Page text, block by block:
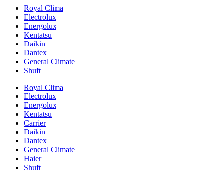
Royal Clima
Electrolux
Energolux
Kentatsu
Daikin
Dantex
General Climate
Shuft
Royal Clima
Electrolux
Energolux
Kentatsu
Carrier
Daikin
Dantex
General Climate
Haier
Shuft